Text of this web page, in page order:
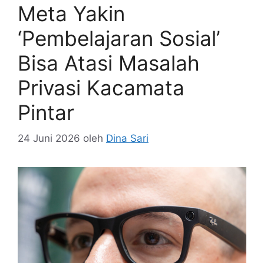
Meta Yakin
‘Pembelajaran Sosial’
Bisa Atasi Masalah
Privasi Kacamata
Pintar
24 Juni 2026 oleh Dina Sari